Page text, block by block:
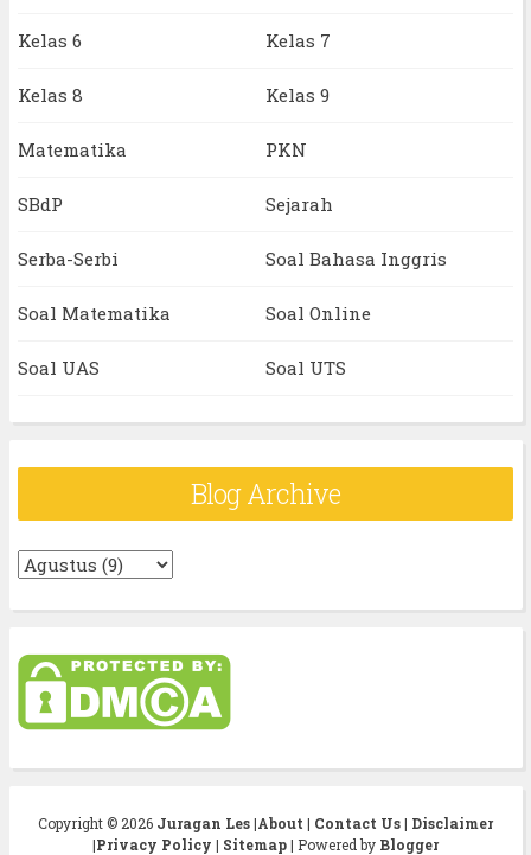
Kelas 6 Kelas 7
Kelas 8 Kelas 9
Matematika PKN
SBdP Sejarah
Serba-Serbi Soal Bahasa Inggris
Soal Matematika Soal Online
Soal UAS Soal UTS
Blog Archive
Copyright © 2026 Juragan Les|About | Contact Us| Disclaimer
|Privacy Policy | Sitemap| Powered by Blogger